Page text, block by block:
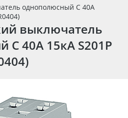
однополюсный C 40А
выключатель
40А 15кА S201P